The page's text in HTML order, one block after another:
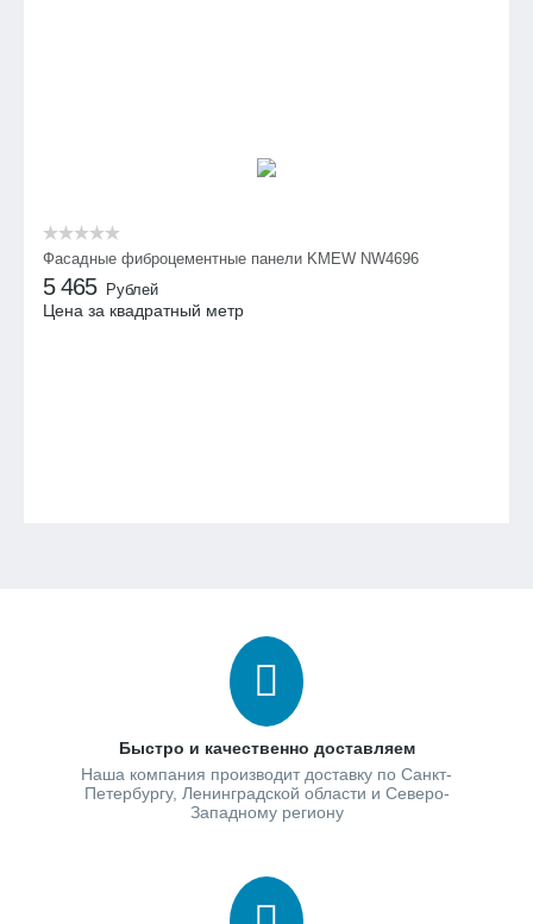
Фасадные фиброцементные панели KMEW NW4696
5 465 Рублей
Цена за квадратный метр
Быстро и качественно доставляем
Наша компания производит доставку по Санкт-
Петербургу, Ленинградской области и Северо-
Западному региону